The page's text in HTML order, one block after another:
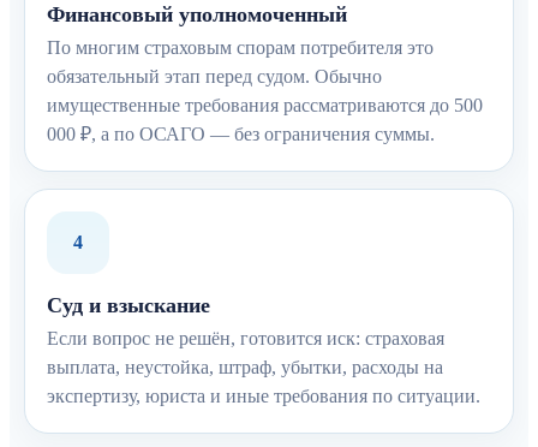
Финансовый уполномоченный
По многим страховым спорам потребителя это
обязательный этап перед судом. Обычно
имущественные требования рассматриваются до 500
000 ₽, а по ОСАГО — без ограничения суммы.
4
Суд и взыскание
Если вопрос не решён, готовится иск: страховая
выплата, неустойка, штраф, убытки, расходы на
экспертизу, юриста и иные требования по ситуации.